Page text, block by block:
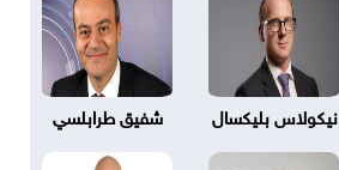
نيكولاس بليكسال شفيق طرابلسي